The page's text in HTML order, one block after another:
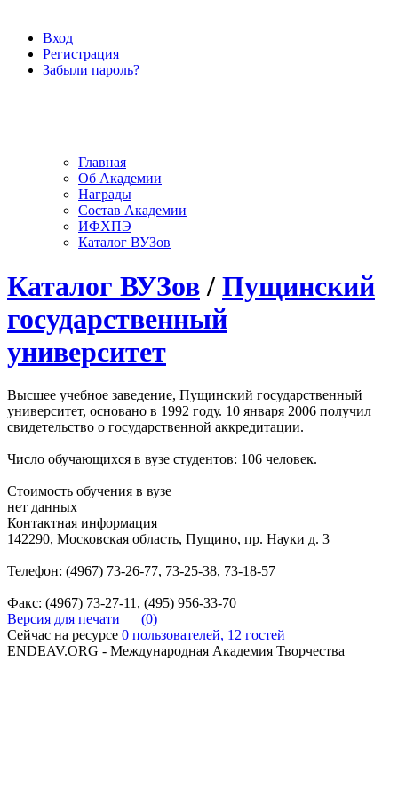
Вход
Регистрация
Забыли пароль?
Главная
Об Академии
Награды
Состав Академии
ИФХПЭ
Каталог ВУЗов
Каталог ВУЗов / Пущинский
государственный
университет
Высшее учебное заведение, Пущинский государственный
университет, основано в 1992 году. 10 января 2006 получил
свидетельство о государственной аккредитации.
Число обучающихся в вузе студентов: 106 человек.
Стоимость обучения в вузе
нет данных
Контактная информация
142290, Московская область, Пущино, пр. Науки д. 3
Телефон: (4967) 73-26-77, 73-25-38, 73-18-57
Факс: (4967) 73-27-11, (495) 956-33-70
Версия для печати
(0)
Сейчас на ресурсе 0 пользователей, 12 гостей
ENDEAV.ORG - Международная Академия Творчества